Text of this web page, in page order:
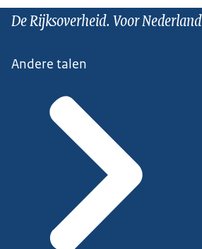
De Rijksoverheid. Voor Nederland
Andere talen